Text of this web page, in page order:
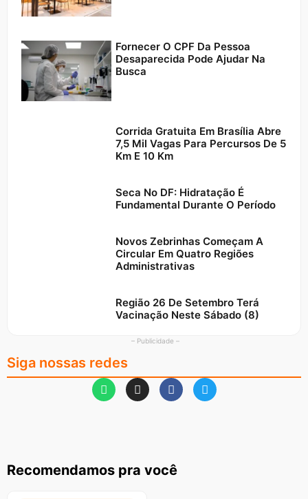
Fornecer O CPF Da Pessoa
Desaparecida Pode Ajudar Na
Busca
Corrida Gratuita Em Brasília Abre
7,5 Mil Vagas Para Percursos De 5
Km E 10 Km
Seca No DF: Hidratação É
Fundamental Durante O Período
Novos Zebrinhas Começam A
Circular Em Quatro Regiões
Administrativas
Região 26 De Setembro Terá
Vacinação Neste Sábado (8)
– Publicidade –
Siga nossas redes
Recomendamos pra você